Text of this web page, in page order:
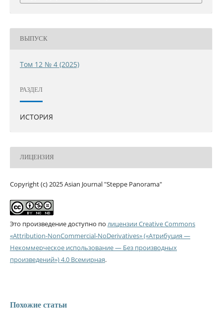
ВЫПУСК
Том 12 № 4 (2025)
РАЗДЕЛ
ИСТОРИЯ
ЛИЦЕНЗИЯ
Copyright (c) 2025 Asian Journal "Steppe Panorama"
Это произведение доступно по лицензии Creative Commons
«Attribution-NonCommercial-NoDerivatives» («Атрибуция —
Некоммерческое использование — Без производных
произведений») 4.0 Всемирная.
Похожие статьи